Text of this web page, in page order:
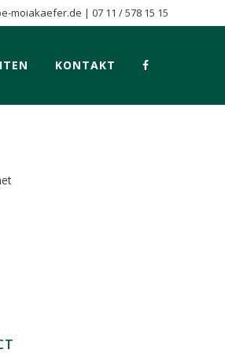
moiakaefer.de | 07 11 / 578 15 15
KONTAKT